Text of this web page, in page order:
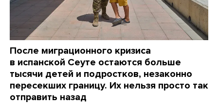
После миграционного кризиса
в испанской Сеуте остаются больше
тысячи детей и подростков, незаконно
пересекших границу. Их нельзя просто так
отправить назад